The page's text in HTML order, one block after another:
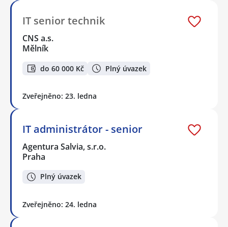
IT senior technik
CNS a.s.
Mělník
do 60 000 Kč Plný úvazek
Zveřejněno: 23. ledna
IT administrátor - senior
Agentura Salvia, s.r.o.
Praha
Plný úvazek
Zveřejněno: 24. ledna